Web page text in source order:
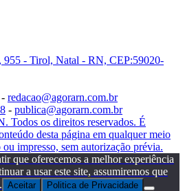
955 - Tirol, Natal - RN, CEP:59020-
- redacao@agorarn.com.br
- publica@agorarn.com.br
Todos os direitos reservados. É
desta página em qualquer meio
impresso, sem autorização prévia.
que oferecemos a melhor experiência
a usar este site, assumiremos que
Aceitar Politica de Privacidade